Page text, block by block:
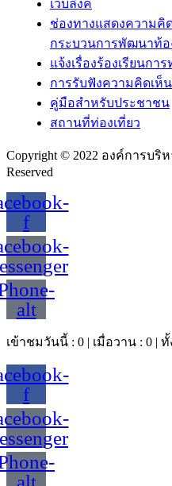
เว็บลิงค์
ช่องทางแสดงความคิ
กระบวนการพัฒนาท้
แจ้งเรื่องร้องเรียนก
การรับฟังความคิดเห็
คู่มือสำหรับประชาชน
สถานที่ท่องเที่ยว
Copyright © 2022 องค์การบริ
Reserved
f
alt
เข้าชมวันนี้ : 0 | เมื่อวาน : 0 |
f